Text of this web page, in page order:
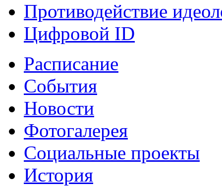
Противодействие
Цифровой ID
Расписание
События
Новости
Фотогалерея
Социальные проекты
История